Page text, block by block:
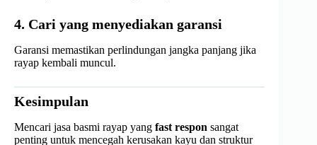
4. Cari yang menyediakan garansi
Garansi memastikan perlindungan jangka panjang jika
rayap kembali muncul.
Kesimpulan
Mencari jasa basmi rayap yang fast respon sangat
penting untuk mencegah kerusakan kayu dan struktur